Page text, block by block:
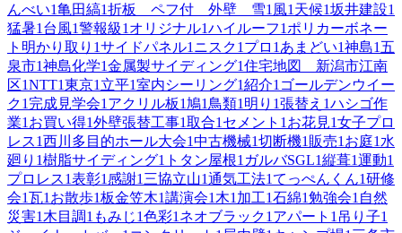
んべい1亀田縞1折板 ペフ付 外壁 雪1 風1 天候1坂井建設1
猛暑1 台風1警報級1 オリジナル1ハイルーフ1 ポリカーボネー
ト明かり取り 1サイドパネル1 ニスク1 プロ 1 あまどい1神島1 五
泉市1神島化学1金属製サイディング1住宅地図 新潟市江南
区1NTT1東京1 立平1室内シーリング1紹介1 ゴールデンウイー
ク1 完成見学会1 アクリル板1鳩1 鳥類1 明り 1張替え 1ハシゴ作
業1 お買い得1外壁張替工事1取合1 セメント 1 お花見1女子プロ
レス1西川多目的ホール大会1中古機械1切断機1 販売1 お庭1 水
廻り 1樹脂サイディング1 トタン屋根1 ガルバSGL1縦葺1運動1
プロレス1表彰1感謝1 三協立山1通気工法1てっぺんくん1研修
会1瓦1 お散歩1板金笠木1講演会1 木1 加工1石綿1勉強会1 自然
災害1 木目調1 もみじ1色彩1 ネオブラック1 アパート 1 吊り子1